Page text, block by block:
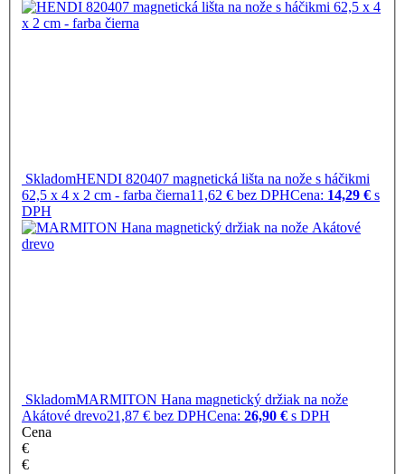
SkladomHENDI 820407 magnetická lišta na nože s háčikmi
62,5 x 4 x 2 cm - farba čierna11,62 € bez DPHCena: 14,29 € s
DPH
SkladomMARMITON Hana magnetický držiak na nože
Akátové drevo21,87 € bez DPHCena: 26,90 € s DPH
Cena
€
€